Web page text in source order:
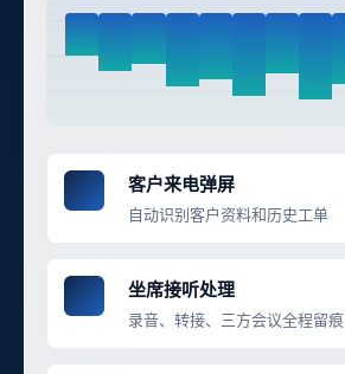
客户来电弹屏
自动识别客户资料和历史工单
坐席接听处理
录音、转接、三方会议全程留痕